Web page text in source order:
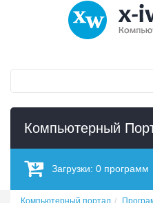
Компьютерный
Загрузки: 0 программ
Компьютерный портал